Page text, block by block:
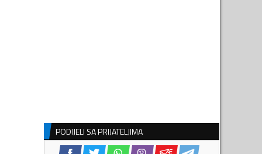
PODIJELI SA PRIJATELJIMA